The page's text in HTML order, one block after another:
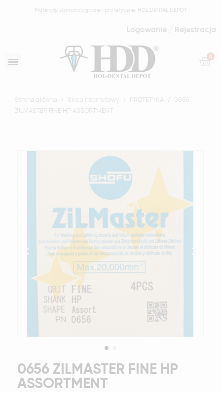
Materiały stomatologiczne i protetyczne: HOL DENTAL DEPOT
Logowanie / Rejestracja
Strona główna Sklep Internetowy PROTETYKA
0656
ZILMASTER FINE HP ASSORTMENT
0656 ZILMASTER FINE HP
ASSORTMENT